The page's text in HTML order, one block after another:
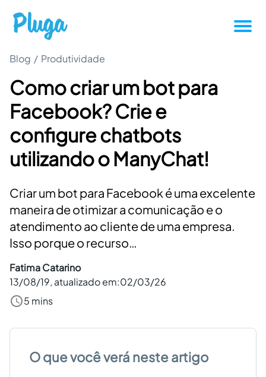
Produtividade
Novidades da Pluga
Casos de sucesso
Outros
Entrar
Criar conta grátis
Blog / Produtividade
Como criar um bot para
Facebook? Crie e
configure chatbots
utilizando o ManyChat!
Criar um bot para Facebook é uma excelente
maneira de otimizar a comunicação e o
atendimento ao cliente de uma empresa.
Isso porque o recurso…
Fatima Catarino
13/08/19, atualizado em:02/03/26
5 mins
O que você verá neste artigo